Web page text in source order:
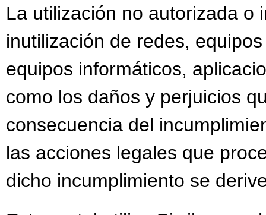
La utilización no autorizada o
inutilización de redes,
equipos informáticos,
como los daños y perjuicios
consecuencia del
las acciones legales que
dicho incumplimiento se